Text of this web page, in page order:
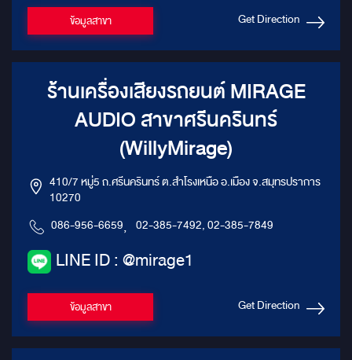
ข้อมูลสาขา Get Direction
ร้านเครื่องเสียงรถยนต์ MIRAGE
AUDIO สาขาศรีนครินทร์
(WillyMirage)
410/7 หมู่5 ถ.ศรีนครินทร์ ต.สำโรงเหนือ อ.เมือง จ.สมุทรปราการ
10270
086-956-6659, 02-385-7492, 02-385-7849
LINE ID : @mirage1
ข้อมูลสาขา Get Direction